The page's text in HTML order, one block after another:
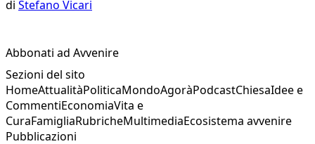
di Stefano Vicari
Abbonati ad Avvenire
Sezioni del sito
HomeAttualitàPoliticaMondoAgoràPodcastChiesaIdee e
CommentiEconomiaVita e
CuraFamigliaRubricheMultimediaEcosistema avvenire
Pubblicazioni